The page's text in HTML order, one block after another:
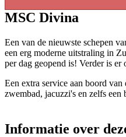
MSC Divina
Een van de nieuwste schepen
een erg moderne uitstraling in
per dag geopend is! Verder is er
Een extra service aan boord
zwembad, jacuzzi's en zelfs een
Informatie over